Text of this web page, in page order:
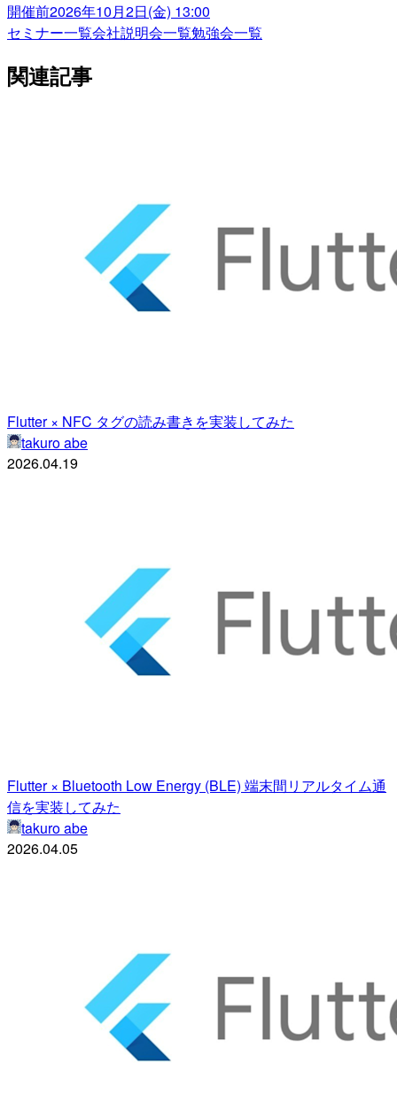
開催前2026年10月2日(金) 13:00
セミナー一覧会社説明会一覧勉強会一覧
関連記事
Flutter × NFC タグの読み書きを実装してみた
takuro abe
2026.04.19
Flutter × Bluetooth Low Energy (BLE) 端末間リアルタイム通
信を実装してみた
takuro abe
2026.04.05